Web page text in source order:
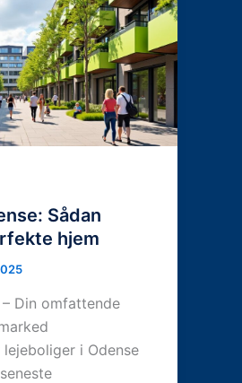
Sådan
hjem
Din omfattende
i Odense